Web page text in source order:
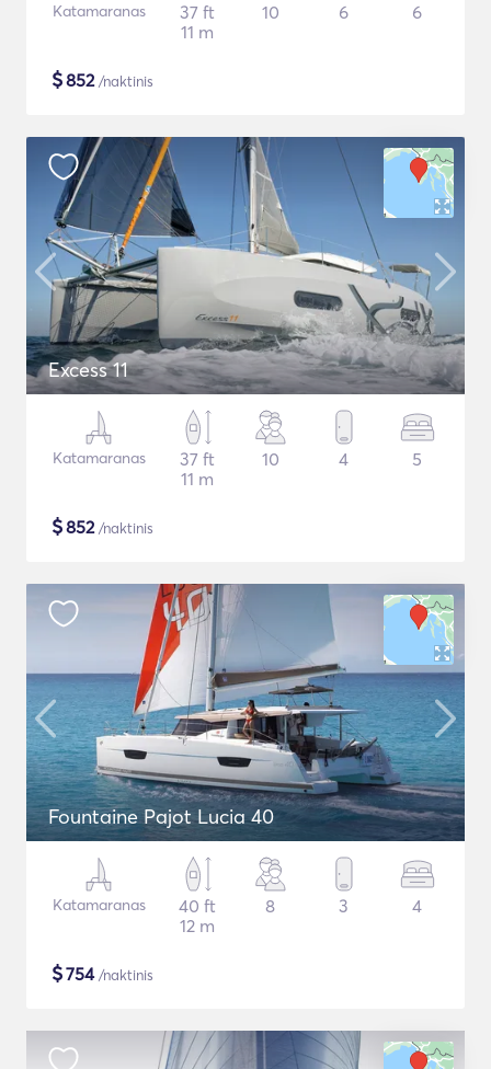
Katamaranas
37 ft
11 m
10 6 6
$852/naktinis
Excess 11
Katamaranas
37 ft
11 m
10 4 5
$852/naktinis
Fountaine Pajot Lucia 40
Katamaranas
40 ft
12 m
8 3 4
$754/naktinis